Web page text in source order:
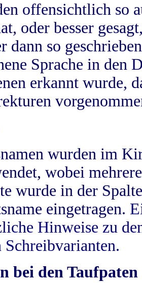
offensichtlich so
oder besser
dann so
Sprache in
erkannt wurde,
wurden im
wobei
wurde in der
eingetragen.
Hinweise zu
Schreibvarianten.
bei den Taufpaten